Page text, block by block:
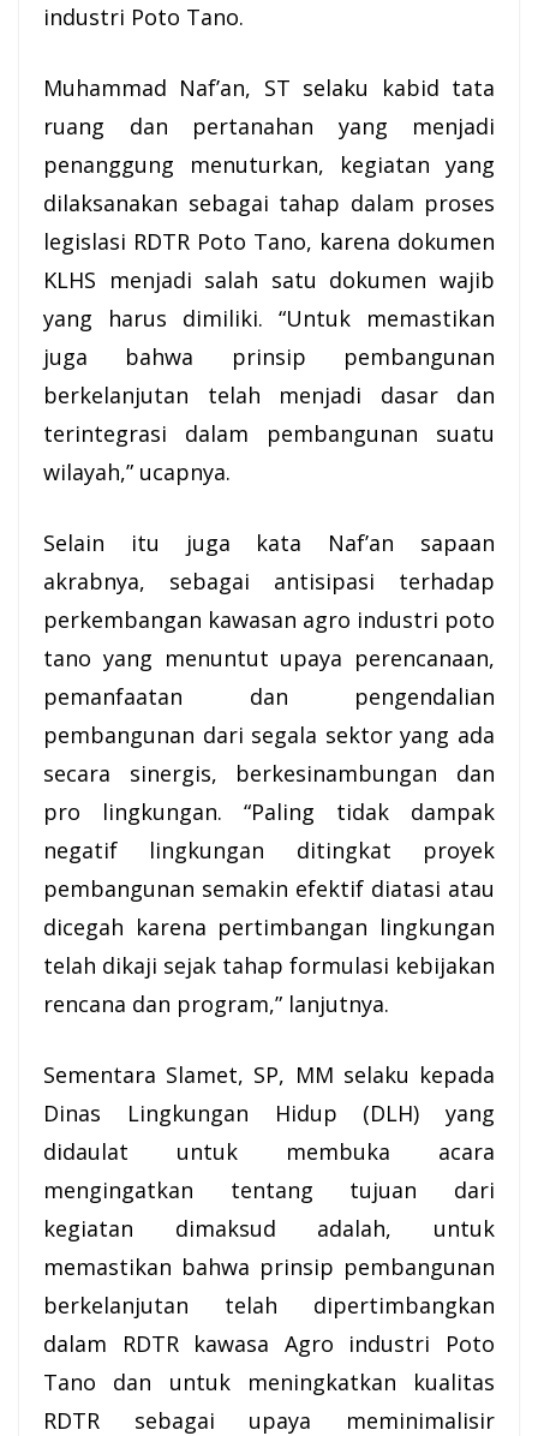
industri Poto Tano.
Muhammad Naf’an, ST selaku kabid tata
ruang dan pertanahan yang menjadi
penanggung menuturkan, kegiatan yang
dilaksanakan sebagai tahap dalam proses
legislasi RDTR Poto Tano, karena dokumen
KLHS menjadi salah satu dokumen wajib
yang harus dimiliki. “Untuk memastikan
juga bahwa prinsip pembangunan
berkelanjutan telah menjadi dasar dan
terintegrasi dalam pembangunan suatu
wilayah,” ucapnya.
Selain itu juga kata Naf’an sapaan
akrabnya, sebagai antisipasi terhadap
perkembangan kawasan agro industri poto
tano yang menuntut upaya perencanaan,
pemanfaatan dan pengendalian
pembangunan dari segala sektor yang ada
secara sinergis, berkesinambungan dan
pro lingkungan. “Paling tidak dampak
negatif lingkungan ditingkat proyek
pembangunan semakin efektif diatasi atau
dicegah karena pertimbangan lingkungan
telah dikaji sejak tahap formulasi kebijakan
rencana dan program,” lanjutnya.
Sementara Slamet, SP, MM selaku kepada
Dinas Lingkungan Hidup (DLH) yang
didaulat untuk membuka acara
mengingatkan tentang tujuan dari
kegiatan dimaksud adalah, untuk
memastikan bahwa prinsip pembangunan
berkelanjutan telah dipertimbangkan
dalam RDTR kawasa Agro industri Poto
Tano dan untuk meningkatkan kualitas
RDTR sebagai upaya meminimalisir